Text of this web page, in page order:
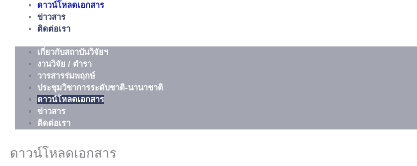
ดาวน์โหลดเอกสาร
ข่าวสาร
ติดต่อเรา
เกี่ยวกับสถาบันวิจัยฯ
งานวิจัย / ตำรา
วารสารร่มพฤกษ์
ประชุมวิชาการระดับชาติ-นานาชาติ
ดาวน์โหลดเอกสาร
ข่าวสาร
ติดต่อเรา
ดาวน์โหลดเอกสาร